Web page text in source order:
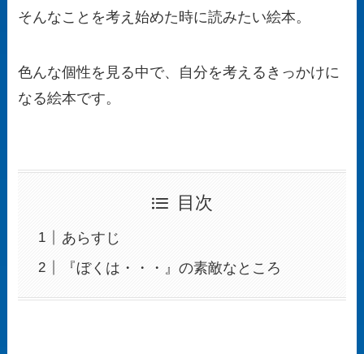
そんなことを考え始めた時に読みたい絵本。
色んな個性を見る中で、自分を考えるきっかけに
なる絵本です。
目次
あらすじ
『ぼくは・・・』の素敵なところ